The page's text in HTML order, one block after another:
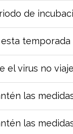
de
esta
el virus no
las
las